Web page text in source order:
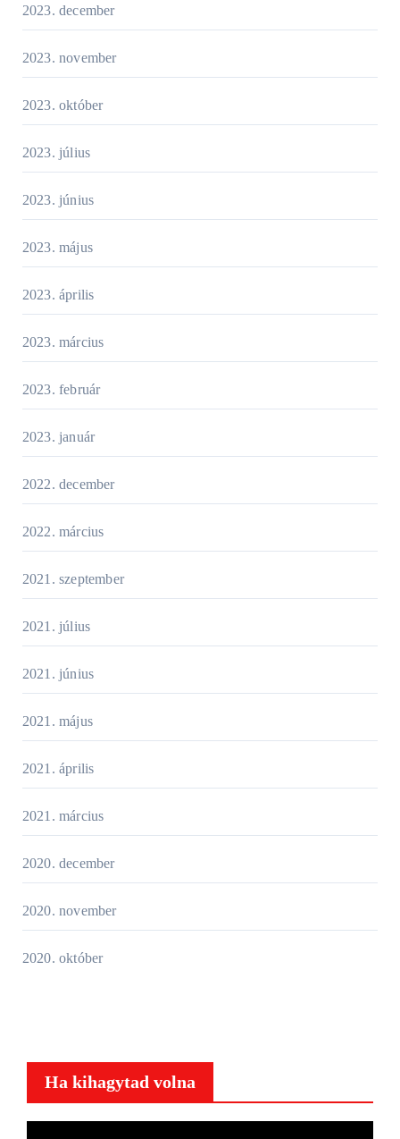
2023. december
2023. november
2023. október
2023. július
2023. június
2023. május
2023. április
2023. március
2023. február
2023. január
2022. december
2022. március
2021. szeptember
2021. július
2021. június
2021. május
2021. április
2021. március
2020. december
2020. november
2020. október
Ha kihagytad volna